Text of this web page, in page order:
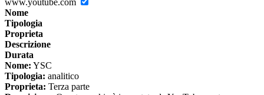
www.youtube.com
Nome
Tipologia
Proprieta
Descrizione
Durata
Nome: YSC
Tipologia: analitico
Proprieta: Terza parte